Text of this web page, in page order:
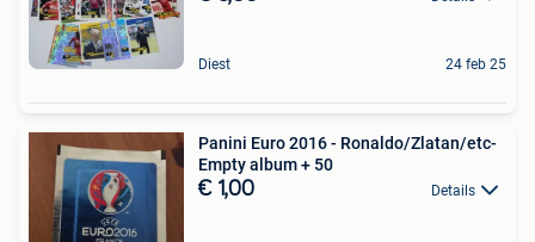
Diest 24 feb 25
Panini Euro 2016 - Ronaldo/Zlatan/etc-
Empty album + 50
€ 1,00 Details